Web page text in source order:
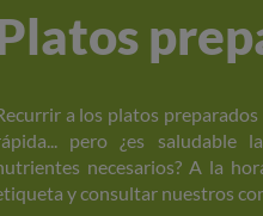
a los platos
pero ¿es saludable
necesarios? A la
y consultar nuestros